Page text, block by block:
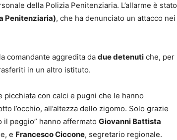
della Polizia Penitenziaria. L’allarme è stato
Penitenziaria), che ha denunciato un attacco nei
comandante aggredita da due detenuti che, per
in un altro istituto.
picchiata con calci e pugni che le hanno
l’occhio, all’altezza dello zigomo. Solo grazie
peggio” hanno affermato Giovanni Battista
e Francesco Ciccone, segretario regionale.